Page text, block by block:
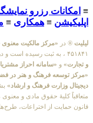
≡ امکانات رزرو
اپلیکیشن ≡ همکاری ≡
لیلیت ® در «مرکز مالکیت
۴۵۱۸۴۱ ، به ثبت رسیده است و در
و تجارت» و «سامانه احراز
«مرکز توسعه فرهنگ و هنر در
دیجیتال وزارت فرهنگ و ارشاد»
متعاقباً کلیهٔ حقوق مادی و
قانون حمایت از اختراعات،